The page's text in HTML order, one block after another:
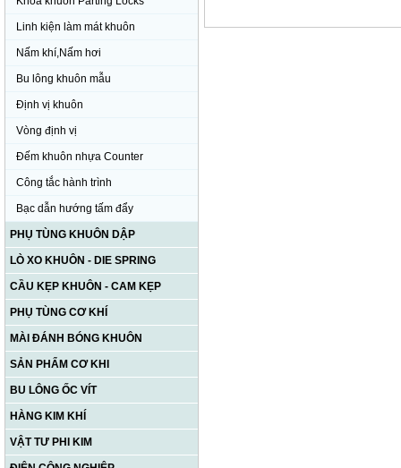
Linh kiện làm mát khuôn
Nấm khí,Nấm hơi
Bu lông khuôn mẫu
Định vị khuôn
Vòng định vị
Đếm khuôn nhựa Counter
Công tắc hành trình
Bạc dẫn hướng tấm đẩy
PHỤ TÙNG KHUÔN DẬP
LÒ XO KHUÔN - DIE SPRING
CẦU KẸP KHUÔN - CAM KẸP
PHỤ TÙNG CƠ KHÍ
MÀI ĐÁNH BÓNG KHUÔN
SẢN PHẨM CƠ KHI
BU LÔNG ỐC VÍT
HÀNG KIM KHÍ
VẬT TƯ PHI KIM